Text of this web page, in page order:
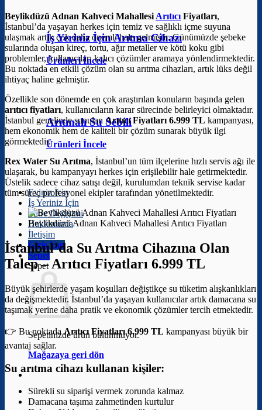
İş Yeriniz İçin Arıtma Cihazı
Ürünleri İncele
Arıtmalı Su Sebili
Ürünleri İncele
Eviniz İçin
İş Yeriniz İçin
Filtre Değişimi
Hakkımızda
İletişim
Giriş Yap
Sepet
Sepet
Sepetinizde ürün bulunmuyor.
Mağazaya geri dön
Beylikdüzü Adnan Kahveci MahallesiArıtıcıFiyatları,
İstanbul’da yaşayan herkes için temiz ve sağlıklı içme suyuna
ulaşmak artık çok daha önemli hale gelmiştir. Günümüzde şebeke
sularında oluşan kireç, tortu, ağır metaller ve kötü koku gibi
problemler, kullanıcıları kalıcı çözümler aramaya yönlendirmektedir.
Bu noktada en etkili çözüm olan su arıtma cihazları, artık lüks değil
ihtiyaç haline gelmiştir.
Özellikle son dönemde en çok araştırılan konuların başında gelen
arıtıcı fiyatları, kullanıcıların karar sürecinde belirleyici olmaktadır.
İstanbul genelinde sunulan Arıtıcı Fiyatları 6.999 TL kampanyası,
hem ekonomik hem de kaliteli bir çözüm sunarak büyük ilgi
görmektedir.
Rex Water Su Arıtma, İstanbul’un tüm ilçelerine hızlı servis ağı ile
ulaşarak, bu kampanyayı herkes için erişilebilir hale getirmektedir.
Üstelik sadece cihaz satışı değil, kurulumdan teknik servise kadar
tüm süreç profesyonel ekipler tarafından yönetilmektedir.
Beylikdüzü Adnan Kahveci Mahallesi Arıtıcı Fiyatları
İstanbul’da Su Arıtma Cihazına Olan
Talep –Arıtıcı Fiyatları 6.999 TL
Büyük şehirlerde yaşam koşulları değiştikçe su tüketim alışkanlıkları
da değişmektedir. İstanbul’da yaşayan kullanıcılar artık damacana su
taşımak yerine daha pratik ve ekonomik çözümler tercih etmektedir.
👉 Bu noktadaArıtıcı Fiyatları 6.999 TL kampanyası büyük bir
avantaj sağlar.
Su arıtma cihazı kullanan kişiler:
Sürekli su siparişi vermek zorunda kalmaz
Damacana taşıma zahmetinden kurtulur